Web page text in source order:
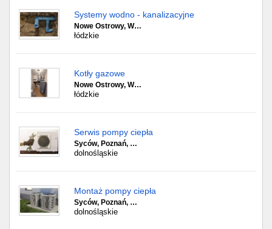
Systemy wodno - kanalizacyjne
Nowe Ostrowy, W…
łódzkie
Kotły gazowe
Nowe Ostrowy, W…
łódzkie
Serwis pompy ciepła
Syców, Poznań, …
dolnośląskie
Montaż pompy ciepła
Syców, Poznań, …
dolnośląskie